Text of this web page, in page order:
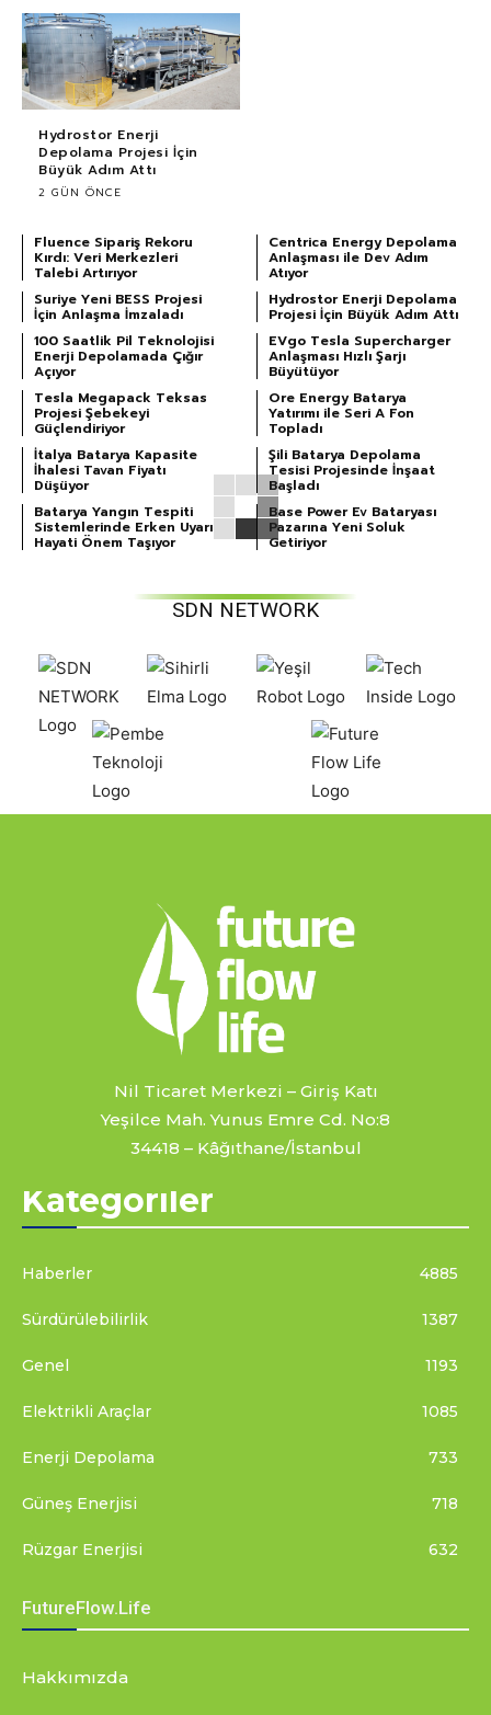
Hydrostor Enerji
Depolama Projesi İçin
Büyük Adım Attı
2 GÜN ÖNCE
Fluence Sipariş Rekoru
Kırdı: Veri Merkezleri
Talebi Artırıyor
Centrica Energy Depolama
Anlaşması ile Dev Adım
Atıyor
Suriye Yeni BESS Projesi
İçin Anlaşma İmzaladı
Hydrostor Enerji Depolama
Projesi İçin Büyük Adım Attı
100 Saatlik Pil Teknolojisi
Enerji Depolamada Çığır
Açıyor
EVgo Tesla Supercharger
Anlaşması Hızlı Şarjı
Büyütüyor
Tesla Megapack Teksas
Projesi Şebekeyi
Güçlendiriyor
Ore Energy Batarya
Yatırımı ile Seri A Fon
Topladı
İtalya Batarya Kapasite
İhalesi Tavan Fiyatı
Düşüyor
Şili Batarya Depolama
Tesisi Projesinde İnşaat
Başladı
Batarya Yangın Tespiti
Sistemlerinde Erken Uyarı
Hayati Önem Taşıyor
Base Power Ev Bataryası
Pazarına Yeni Soluk
Getiriyor
SDN NETWORK
Nil Ticaret Merkezi – Giriş Katı
Yeşilce Mah. Yunus Emre Cd. No:8
34418 – Kâğıthane/İstanbul
Kategoriler
Haberler 4885
Sürdürülebilirlik 1387
Genel 1193
Elektrikli Araçlar 1085
Enerji Depolama 733
Güneş Enerjisi 718
Rüzgar Enerjisi 632
FutureFlow.Life
Hakkımızda